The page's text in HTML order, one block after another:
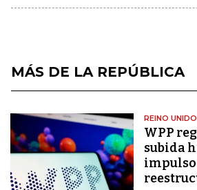
MÁS DE LA REPÚBLICA
REINO UNIDO
WPP
subida
impulso